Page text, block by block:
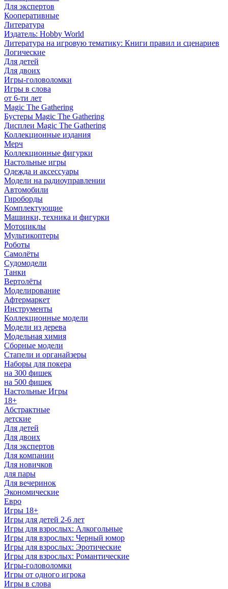
Для экспертов
Кооперативные
Литература
Издатель: Hobby World
Литература на игровую тематику: Книги правил и сценариев
Логические
Для детей
Для двоих
Игры-головоломки
Игры в слова
от 6-ти лет
Magic The Gathering
Бустеры Magic The Gathering
Дисплеи Magic The Gathering
Коллекционные издания
Мерч
Коллекционные фигурки
Настольные игры
Одежда и аксессуары
Модели на радиоуправлении
Автомобили
Гироборды
Комплектующие
Машинки, техника и фигурки
Мотоциклы
Мультикоптеры
Роботы
Самолёты
Судомодели
Танки
Вертолёты
Моделирование
Афтермаркет
Инструменты
Коллекционные модели
Модели из дерева
Модельная химия
Сборные модели
Стапели и органайзеры
Наборы для покера
на 300 фишек
на 500 фишек
Настольные Игры
18+
Абстрактные
детские
Для детей
Для двоих
Для экспертов
Для компании
Для новичков
для пары
Для вечеринок
Экономические
Евро
Игры 18+
Игры для детей 2-6 лет
Игры для взрослых: Алкогольные
Игры для взрослых: Черный юмор
Игры для взрослых: Эротические
Игры для взрослых: Романтические
Игры-головоломки
Игры от одного игрока
Игры в слова